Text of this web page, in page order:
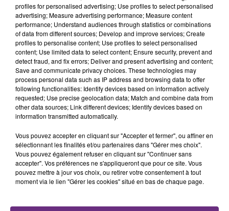
4h02
4h02
INDOCHINE
4h00
4h00
3h56
3h56 3h54
3h54
profiles for personalised advertising; Use profiles to select personalised
advertising; Measure advertising performance; Measure content
performance; Understand audiences through statistics or combinations
of data from different sources; Develop and improve services; Create
profiles to personalise content; Use profiles to select personalised
content; Use limited data to select content; Ensure security, prevent and
detect fraud, and fix errors; Deliver and present advertising and content;
Save and communicate privacy choices. These technologies may
process personal data such as IP address and browsing data to offer
following functionalities: Identify devices based on information actively
requested; Use precise geolocation data; Match and combine data from
other data sources; Link different devices; Identify devices based on
information transmitted automatically.
Vous pouvez accepter en cliquant sur "Accepter et fermer", ou affiner en
sélectionnant les finalités et/ou partenaires dans "Gérer mes choix".
Vous pouvez également refuser en cliquant sur "Continuer sans
accepter". Vos préférences ne s'appliqueront que pour ce site. Vous
pouvez mettre à jour vos choix, ou retirer votre consentement à tout
moment via le lien "Gérer les cookies" situé en bas de chaque page.